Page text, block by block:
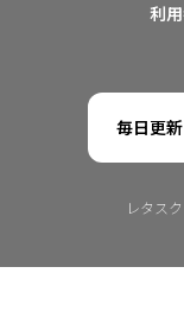
利
毎日更
レタス